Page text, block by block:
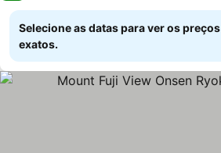
Selecione as datas para ver os preços
exatos.